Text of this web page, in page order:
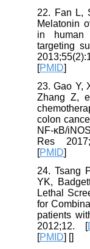
22. Fan
Melatonin
in
targeting
[PMID
23. Gao
Zhang Z,
colon
NF-κB/
Res
[PMID
24.
YK,
Lethal
for
patients
2012;12.
[PMID] [